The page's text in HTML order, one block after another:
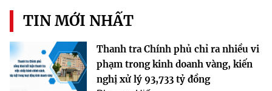
TIN MỚI NHẤT
Thanh tra Chính phủ chỉ ra nhiều vi
phạm trong kinh doanh vàng, kiến
nghị xử lý 93,733 tỷ đồng